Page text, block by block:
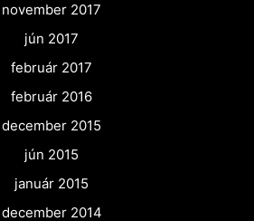
november 2017
jún 2017
február 2017
február 2016
december 2015
jún 2015
január 2015
december 2014